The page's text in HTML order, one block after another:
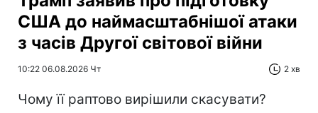
США до наймасштабнішої атаки
з часів Другої світової війни
10:22 06.08.2026 Чт 2 хв
Чому її раптово вирішили скасувати?